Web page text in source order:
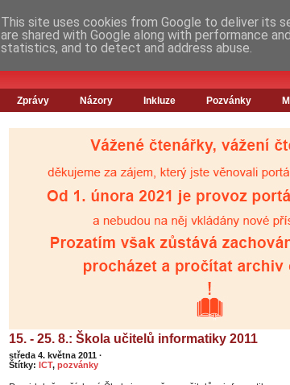
Zprávy Názory Inkluze Pozvánky
15. - 25. 8.: Škola učitelů informatiky 2011
středa 4. května 2011 ·
Štítky: ICT, pozvánky
This site uses cookies from Google to deliver its
are shared with Google along with performance
statistics, and to detect and address abuse.